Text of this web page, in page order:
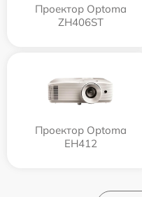
Проектор Optoma
ZH406ST
Проектор Optoma
EH412